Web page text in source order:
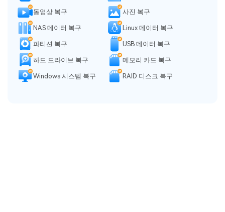
동영상 복구 사진 복구
NAS 데이터 복구 Linux 데이터 복구
파티션 복구 USB 데이터 복구
하드 드라이브 복구 메모리 카드 복구
Windows 시스템 복구 RAID 디스크 복구